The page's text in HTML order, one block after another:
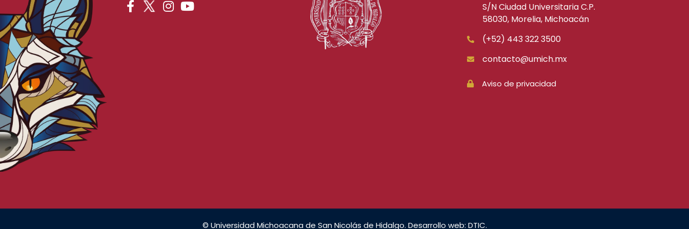
S/N Ciudad Universitaria C.P.
58030, Morelia, Michoacán
(+52) 443 322 3500
contacto@umich.mx
Aviso de privacidad
© Universidad Michoacana de San Nicolás de Hidalgo. Desarrollo web: DTIC.